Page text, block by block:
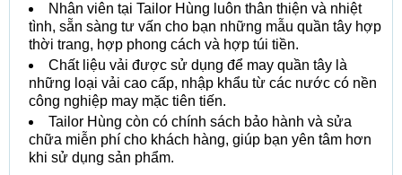
Nhân viên tại Tailor Hùng luôn thân thiện và nhiệt
tình, sẵn sàng tư vấn cho bạn những mẫu quần tây hợp
thời trang, hợp phong cách và hợp túi tiền.
Chất liệu vải được sử dụng để may quần tây là
những loại vải cao cấp, nhập khẩu từ các nước có nền
công nghiệp may mặc tiên tiến.
Tailor Hùng còn có chính sách bảo hành và sửa
chữa miễn phí cho khách hàng, giúp bạn yên tâm hơn
khi sử dụng sản phẩm.